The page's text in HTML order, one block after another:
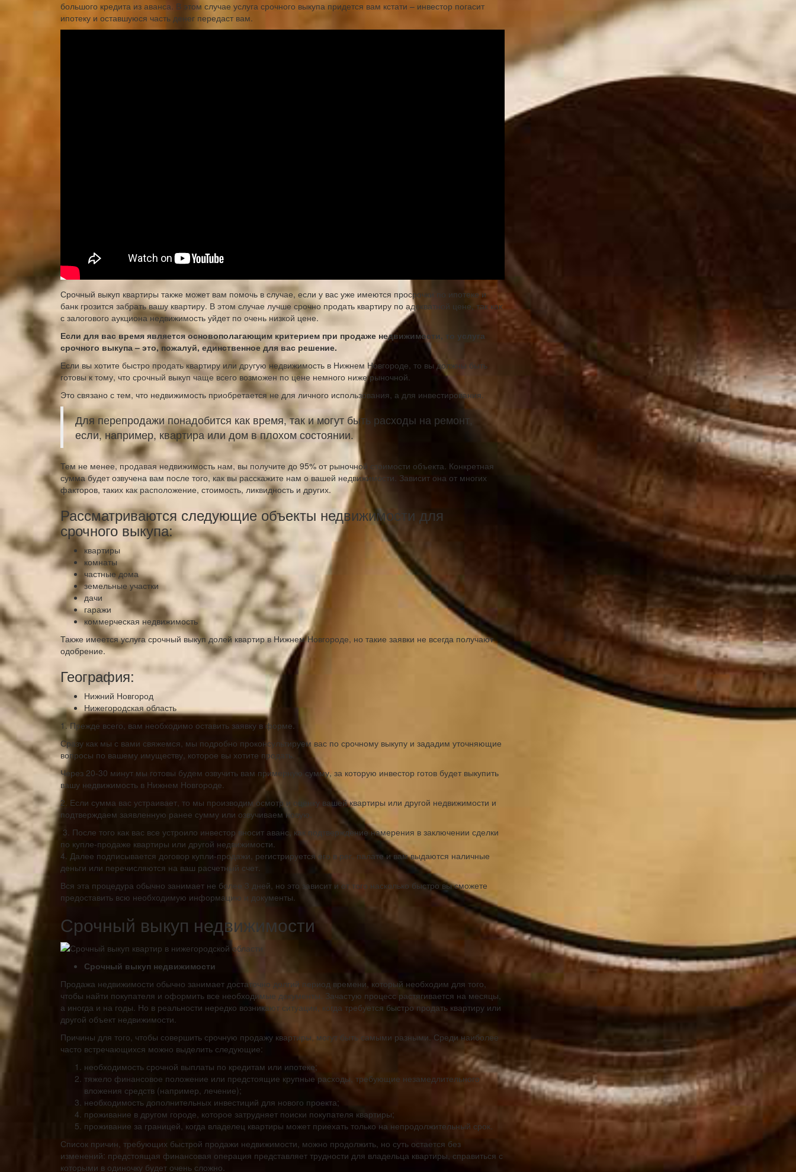
большого кредита из аванса. В этом случае услуга срочного выкупа придется вам кстати – инвестор погасит
ипотеку и оставшуюся часть денег передаст вам.
Срочный выкуп квартиры также может вам помочь в случае, если у вас уже имеются просрочки по ипотеке и
банк грозится забрать вашу квартиру. В этом случае лучше срочно продать квартиру по адекватной цене, так как
с залогового аукциона недвижимость уйдет по очень низкой цене.
Если для вас время является основополагающим критерием при продаже недвижимости, то услуга
срочного выкупа – это, пожалуй, единственное для вас решение.
Если вы хотите быстро продать квартиру или другую недвижимость в Нижнем Новгороде, то вы должны быть
готовы к тому, что срочный выкуп чаще всего возможен по цене немного ниже рыночной.
Это связано с тем, что недвижимость приобретается не для личного использования, а для инвестирования.
Для перепродажи понадобится как время, так и могут быть расходы на ремонт,
если, например, квартира или дом в плохом состоянии.
Тем не менее, продавая недвижимость нам, вы получите до 95% от рыночной стоимости объекта. Конкретная
сумма будет озвучена вам после того, как вы расскажите нам о вашей недвижимости. Зависит она от многих
факторов, таких как расположение, стоимость, ликвидность и других.
Рассматриваются следующие объекты недвижимости для
срочного выкупа:
квартиры
комнаты
частные дома
земельные участки
дачи
гаражи
коммерческая недвижимость
Также имеется услуга срочный выкуп долей квартир в Нижнем Новгороде, но такие заявки не всегда получают
одобрение.
География:
Нижний Новгород
Нижегородская область
1. Прежде всего, вам необходимо оставить заявку в форме.
Сразу как мы с вами свяжемся, мы подробно проконсультируем вас по срочному выкупу и зададим уточняющие
вопросы по вашему имуществу, которое вы хотите продать.
Через 20-30 минут мы готовы будем озвучить вам примерную сумму, за которую инвестор готов будет выкупить
вашу недвижимость в Нижнем Новгороде.
2. Если сумма вас устраивает, то мы производим осмотр и оценку вашей квартиры или другой недвижимости и
подтверждаем заявленную ранее сумму или озвучиваем новую.
3. После того как вас все устроило инвестор вносит аванс, как подтверждение намерения в заключении сделки
по купле-продаже квартиры или другой недвижимости.
4. Далее подписывается договор купли-продажи, регистрируется его в рег. палате и вам выдаются наличные
деньги или перечисляются на ваш расчетный счет.
Вся эта процедура обычно занимает не более 3 дней, но это зависит и от того насколько быстро вы сможете
предоставить всю необходимую информацию и документы.
Срочный выкуп недвижимости
Срочный выкуп недвижимости
Продажа недвижимости обычно занимает достаточно долгий период времени, который необходим для того,
чтобы найти покупателя и оформить все необходимые документы. Зачастую процесс растягивается на месяцы,
а иногда и на годы. Но в реальности нередко возникают ситуации, когда требуется быстро продать квартиру или
другой объект недвижимости.
Причины для того, чтобы совершить срочную продажу квартиры, могут быть самыми разными. Среди наиболее
часто встречающихся можно выделить следующие:
необходимость срочной выплаты по кредитам или ипотеке;
тяжело финансовое положение или предстоящие крупные расходы, требующие незамедлительного
вложения средств (например, лечение);
необходимость дополнительных инвестиций для нового проекта;
проживание в другом городе, которое затрудняет поиски покупателя квартиры;
проживание за границей, когда владелец квартиры может приехать только на непродолжительный срок.
Список причин, требующих быстрой продажи недвижимости, можно продолжить, но суть остается без
изменений: предстоящая финансовая операция представляет трудности для владельца квартиры, справиться с
которыми в одиночку будет очень сложно.